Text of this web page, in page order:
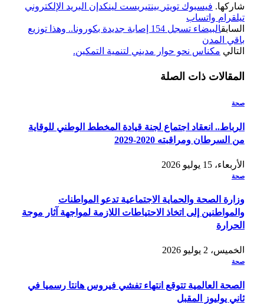
شاركها. فيسبوك تويتر بينتيريست لينكدإن البريد الإلكتروني
تيلقرام واتساب
السابق
البيضاء تسجل 154 إصابة جديدة بكورونا.. وهذا توزيع
باقي المدن
التالي مكناس نحو حوار مديني لتنمية التمكين.
المقالات ذات الصلة
صحة
الرباط.. انعقاد اجتماع لجنة قيادة المخطط الوطني للوقاية
من السرطان ومراقبته 2020-2029
الأربعاء، 15 يوليو 2026
صحة
وزارة الصحة والحماية الاجتماعية تدعو المواطنات
والمواطنين إلى اتخاذ الاحتياطات اللازمة لمواجهة آثار موجة
الحرارة
الخميس، 2 يوليو 2026
صحة
الصحة العالمية تتوقع انتهاء تفشي فيروس هانتا رسميا في
ثاني يوليوز المقبل